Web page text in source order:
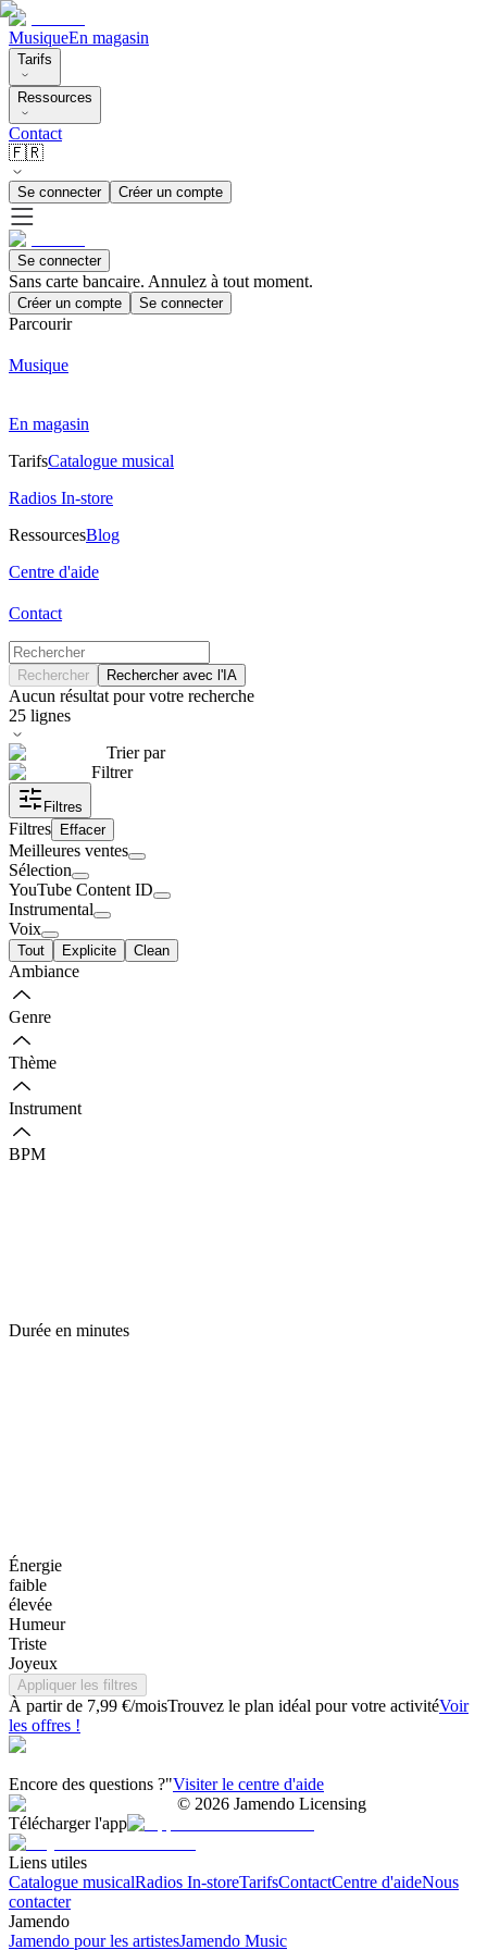
MusiqueEn magasin
Tarifs
Ressources
Contact
🇫🇷
Se connecter Créer un compte
Se connecter
Sans carte bancaire. Annulez à tout moment.
Créer un compte Se connecter
Parcourir
Musique
En magasin
TarifsCatalogue musical
Radios In-store
RessourcesBlog
Centre d'aide
Contact
Rechercher Rechercher avec l'IA
Aucun résultat pour votre recherche
25 lignes
Trier par
Filtrer
Filtres
Filtres Effacer
Meilleures ventes
Sélection
YouTube Content ID
Instrumental
Voix
Tout Explicite Clean
Ambiance
Genre
Thème
Instrument
BPM
Durée en minutes
Énergie
faible
élevée
Humeur
Triste
Joyeux
Appliquer les filtres
À partir de 7,99 €/moisTrouvez le plan idéal pour votre activitéVoir
les offres !
Encore des questions ?"Visiter le centre d'aide
© 2026 Jamendo Licensing
Télécharger l'app
Liens utiles
Catalogue musicalRadios In-storeTarifsContactCentre d'aideNous
contacter
Jamendo
Jamendo pour les artistesJamendo Music